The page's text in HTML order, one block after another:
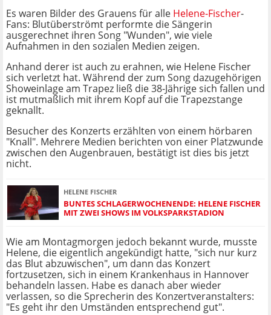
Es waren Bilder des Grauens für alle Helene-Fischer-
Fans: Blutüberströmt performte die Sängerin
ausgerechnet ihren Song "Wunden", wie viele
Aufnahmen in den sozialen Medien zeigen.
Anhand derer ist auch zu erahnen, wie Helene Fischer
sich verletzt hat. Während der zum Song dazugehörigen
Showeinlage am Trapez ließ die 38-Jährige sich fallen und
ist mutmaßlich mit ihrem Kopf auf die Trapezstange
geknallt.
Besucher des Konzerts erzählten von einem hörbaren
"Knall". Mehrere Medien berichten von einer Platzwunde
zwischen den Augenbrauen, bestätigt ist dies bis jetzt
nicht.
HELENE FISCHER
BUNTES SCHLAGERWOCHENENDE: HELENE FISCHER
MIT ZWEI SHOWS IM VOLKSPARKSTADION
Wie am Montagmorgen jedoch bekannt wurde, musste
Helene, die eigentlich angekündigt hatte, "sich nur kurz
das Blut abzuwischen", um dann das Konzert
fortzusetzen, sich in einem Krankenhaus in Hannover
behandeln lassen. Habe es danach aber wieder
verlassen, so die Sprecherin des Konzertveranstalters:
"Es geht ihr den Umständen entsprechend gut".